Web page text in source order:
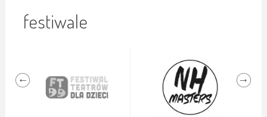
festiwale